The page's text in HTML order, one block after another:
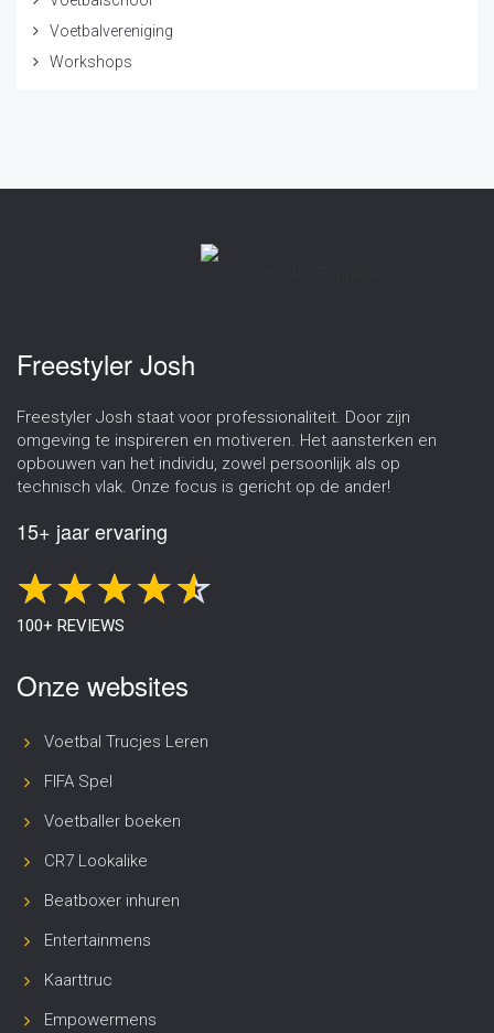
Voetbalvereniging
Workshops
Freestyler Josh
Freestyler Josh staat voor professionaliteit. Door zijn
omgeving te inspireren en motiveren. Het aansterken en
opbouwen van het individu, zowel persoonlijk als op
technisch vlak. Onze focus is gericht op de ander!
15+ jaar ervaring
100+ REVIEWS
Onze websites
Voetbal Trucjes Leren
FIFA Spel
Voetballer boeken
CR7 Lookalike
Beatboxer inhuren
Entertainmens
Kaarttruc
Empowermens